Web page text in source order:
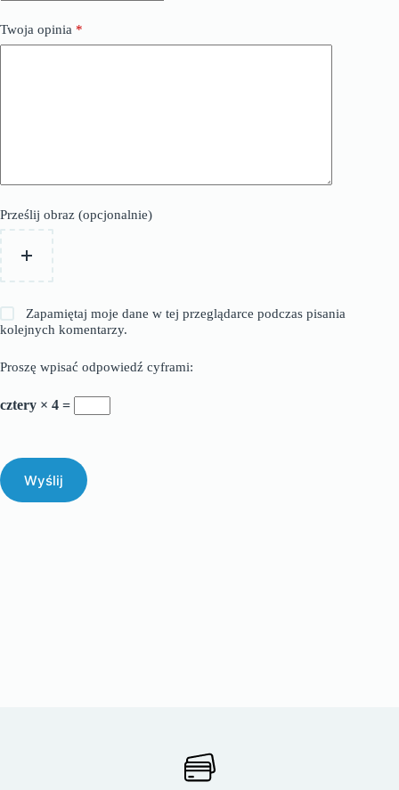
Twoja opinia *
Prześlij obraz (opcjonalnie)
Zapamiętaj moje dane w tej przeglądarce podczas pisania
kolejnych komentarzy.
Proszę wpisać odpowiedź cyframi:
cztery × 4 =
Wyślij